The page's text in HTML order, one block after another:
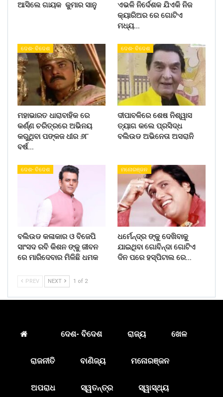
ଆସିଲେ ଗାୟକ କୁମାର ସାନୁ
ଏଭଳି ନିର୍ଦେଶକ ଯିଏକି ନିଜ
କ୍ୟାରିଅର ରେ ଗୋଟିଏ
ମଧ୍ୟ…
ଦେଶ- ବିଦେଶ
ମହାଭାରତ ଧାରାବାହିକ ରେ
କର୍ଣ୍ଣ ଚରିତ୍ରରେ ଅଭିନୟ
କରୁଥିବା ପଙ୍କଜ ଧୀର ୬୮
ବର୍ଷ…
ଦେଶ- ବିଦେଶ
ଦୀପାବଳିରେ ଶେଷ ନିଶ୍ୱାସ
ତ୍ୟାଗ କଲେ ପ୍ରସିଦ୍ଧ
ବଲିଉଡ ଅଭିନେତା ଅସରାନି
ଦେଶ- ବିଦେଶ
ବଲିଉଡ କଳାକାର ଓ ବିଜେପି
ସାଂସଦ ରବି କିଶନ ଙ୍କୁ ଜୀବନ
ରେ ମାରିଦେବାର ମିଳିଛି ଧମକ
ମନୋରଞ୍ଜନ
ଧର୍ମେନ୍ଦ୍ର ଙ୍କୁ ଦେଖିବାକୁ
ଯାଇଥିବା ଗୋବିନ୍ଦା ଗୋଟିଏ
ଦିନ ପରେ ହସ୍ପିଟାଲ ରେ…
PREV NEXT 1 of 2
ଦେଶ- ବିଦେଶ ରାଜ୍ୟ ଖେଳ
ରାଜନୀତି ବାଣିଜ୍ୟ ମନୋରଞ୍ଜନ
ଅପରାଧ ସ୍ୱତନ୍ତ୍ର ସ୍ୱାସ୍ଥ୍ୟ